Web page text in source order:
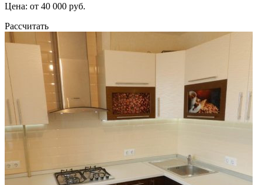
Цена: от 40 000 руб.
Рассчитать